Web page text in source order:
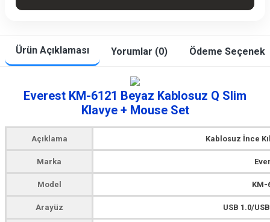
Ürün Açıklaması Yorumlar (0) Ödeme
Everest KM-6121 Beyaz Kablosuz Q Slim
Klavye + Mouse Set
Açıklama Kablosuz İnce
Marka
Model KM-
Arayüz USB 1.0/